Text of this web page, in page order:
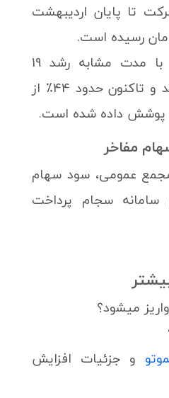
تا پایان اردیبهشت
این رقم در مقایسه با مدت مشابه رشد 19
درصدی را نشان میدهد و تاکنون حدود 44٪ از
پوشش داده شده است.
مفاخر
عمومی، سود سهام
از طریق سامانه سجام پرداخت
میشود؟
و جزئیات افزایش